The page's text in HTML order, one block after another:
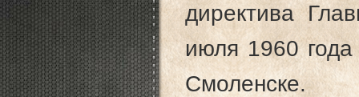
директива
июля 1960
Смоленске.